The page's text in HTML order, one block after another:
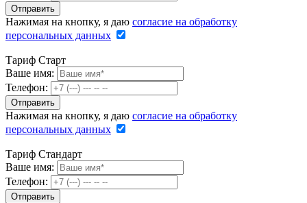
Нажимая на кнопку, я даю согласие на обработку
персональных данных
Тариф Старт
Ваше имя:
Телефон:
Нажимая на кнопку, я даю согласие на обработку
персональных данных
Тариф Стандарт
Ваше имя:
Телефон: